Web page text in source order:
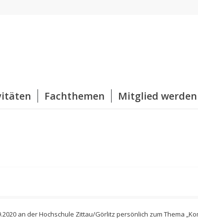
Fachthemen Mitglied werden
an der Hochschule Zittau/Görlitz persönlich zum Thema